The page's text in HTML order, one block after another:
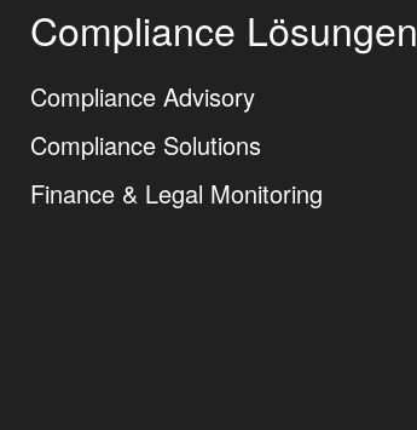
Compliance Lösungen
Compliance Advisory
Compliance Solutions
Finance & Legal Monitoring